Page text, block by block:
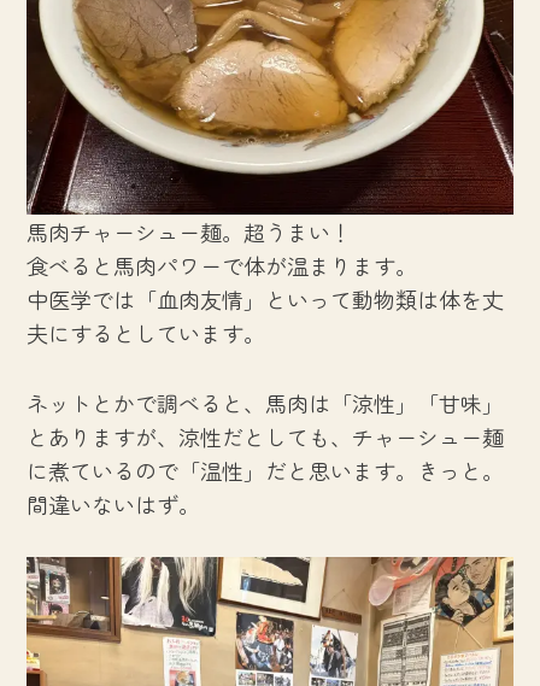
馬肉チャーシュー麺。超うまい！
食べると馬肉パワーで体が温まります。
中医学では「血肉友情」といって動物類は体を丈
夫にするとしています。
ネットとかで調べると、馬肉は「涼性」「甘味」
とありますが、涼性だとしても、チャーシュー麺
に煮ているので「温性」だと思います。きっと。
間違いないはず。